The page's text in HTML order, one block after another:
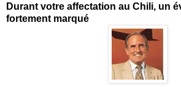
Durant votre affectation au Chili, un
fortement marqué